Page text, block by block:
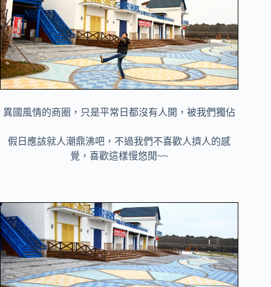
異國風情的商圈，只是平常日都沒有人開，被我們獨佔
假日應該就人潮鼎沸吧，不過我們不喜歡人擠人的感
覺，喜歡這樣慢悠閒~~